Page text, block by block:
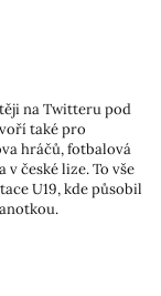
na Twitteru pod
také pro
hráčů, fotbalová
české lize. To vše
U19, kde působil